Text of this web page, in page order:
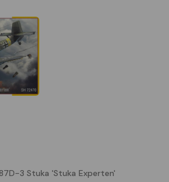
3 Stuka 'Stuka Experten'